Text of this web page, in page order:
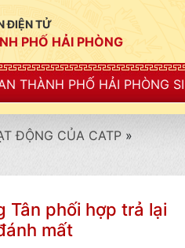
ĐIỆN TỬ
PHỐ HẢI PHÒNG
PHÒNG SIẾT CHẶT KỶ
ĐỘNG CỦA CATP »
Tân phối hợp trả lại
mất